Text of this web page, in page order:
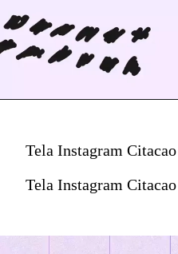
Tela Instagram Citacao
Tela Instagram Citacao